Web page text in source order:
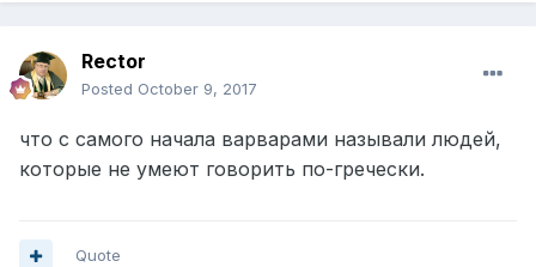
Rector
Posted October 9, 2017
что с самого начала варварами называли людей,
которые не умеют говорить по-гречески.
Quote